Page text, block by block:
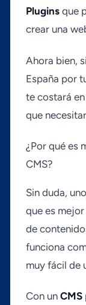
Pluginsque
crear una
Ahora bien,
España por
te costará
que
¿Por qué es
CMS?
Sin duda,
que es
de
funciona
muy fácil de
Con un CMS